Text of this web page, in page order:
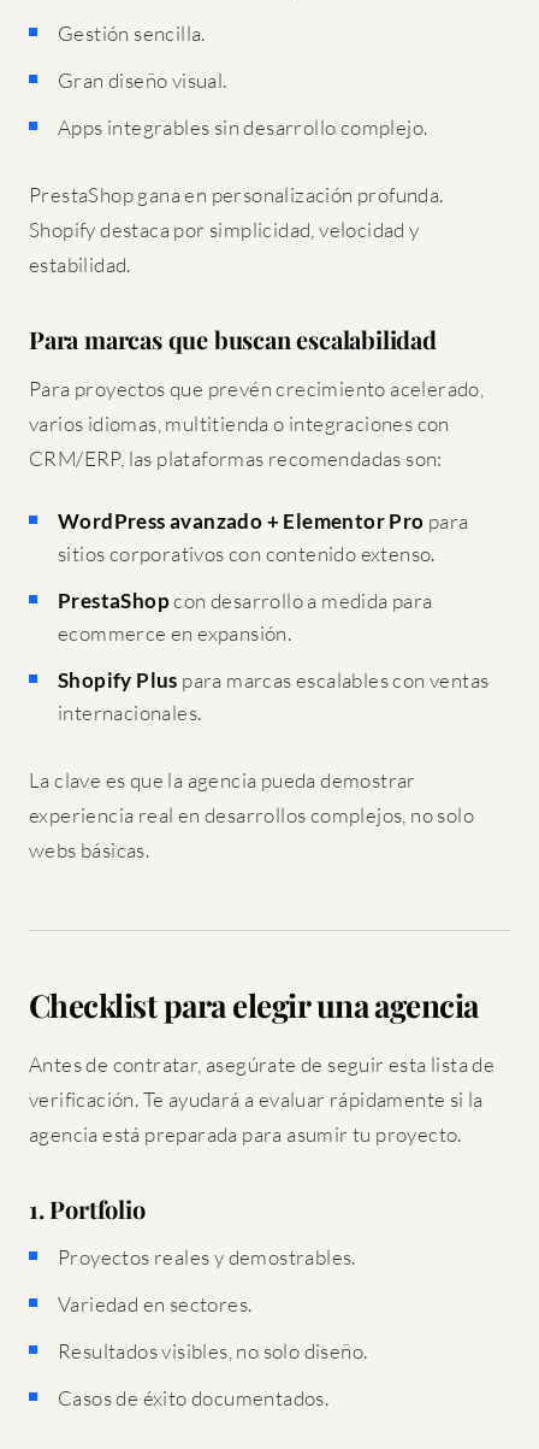
Gestión sencilla.
Gran diseño visual.
Apps integrables sin desarrollo complejo.
PrestaShop gana en personalización profunda.
Shopify destaca por simplicidad, velocidad y
estabilidad.
Para marcas que buscan escalabilidad
Para proyectos que prevén crecimiento acelerado,
varios idiomas, multitienda o integraciones con
CRM/ERP, las plataformas recomendadas son:
WordPress avanzado + Elementor Pro para
sitios corporativos con contenido extenso.
PrestaShopcon desarrollo a medida para
ecommerce en expansión.
Shopify Plus para marcas escalables con ventas
internacionales.
La clave es que la agencia pueda demostrar
experiencia real en desarrollos complejos, no solo
webs básicas.
Checklist para elegir una agencia
Antes de contratar, asegúrate de seguir esta lista de
verificación. Te ayudará a evaluar rápidamente si la
agencia está preparada para asumir tu proyecto.
1. Portfolio
Proyectos reales y demostrables.
Variedad en sectores.
Resultados visibles, no solo diseño.
Casos de éxito documentados.